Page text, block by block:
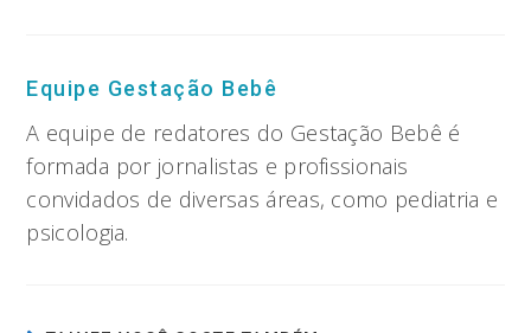
Equipe Gestação Bebê
A equipe de redatores do Gestação Bebê é
formada por jornalistas e profissionais
convidados de diversas áreas, como pediatria e
psicologia.